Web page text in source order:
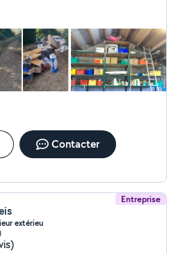
Contacter
Entreprise
extérieu